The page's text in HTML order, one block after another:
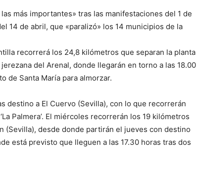
más importantes» tras las manifestaciones del 1 de
14 de abril, que «paralizó» los 14 municipios de la
recorrerá los 24,8 kilómetros que separan la planta
del Arenal, donde llegarán en torno a las 18.00
de Santa María para almorzar.
destino a El Cuervo (Sevilla), con lo que recorrerán
Palmera’. El miércoles recorrerán los 19 kilómetros
(Sevilla), desde donde partirán el jueves con destino
está previsto que lleguen a las 17.30 horas tras dos